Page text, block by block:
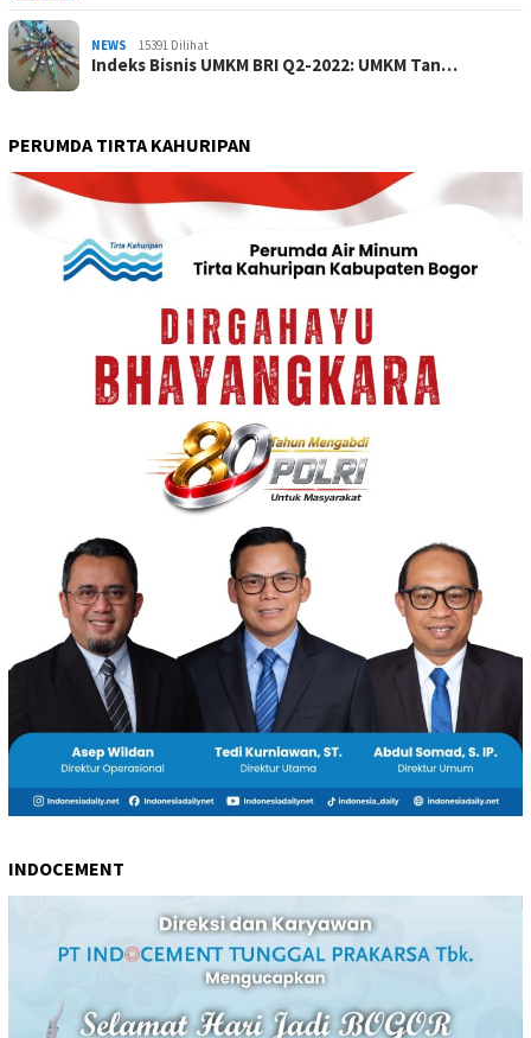
NEWS 15391 Dilihat
Indeks Bisnis UMKM BRI Q2-2022: UMKM Tan…
PERUMDA TIRTA KAHURIPAN
INDOCEMENT